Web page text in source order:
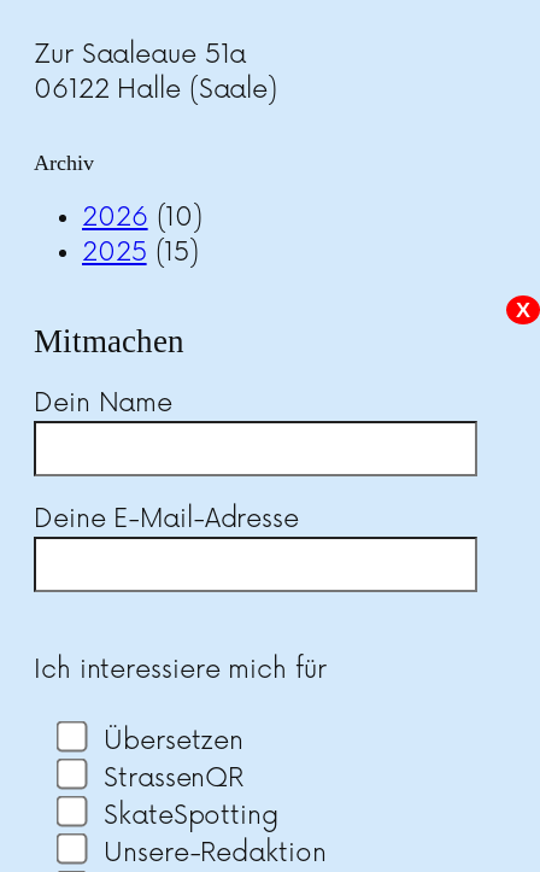
Zur Saaleaue 51a
06122 Halle (Saale)
Archiv
2026 (10)
2025 (15)
X
Mitmachen
Dein Name
Deine E-Mail-Adresse
Ich interessiere mich für
Übersetzen
StrassenQR
SkateSpotting
Unsere-Redaktion